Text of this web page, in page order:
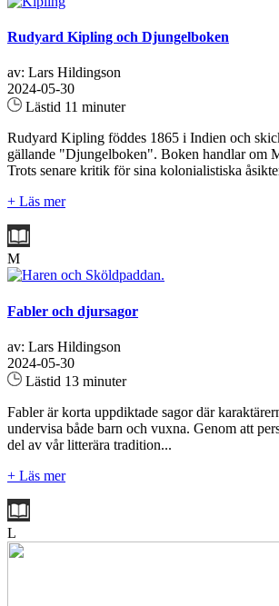
Rudyard Kipling och Djungelboken
av: Lars Hildingson
2024-05-30
Lästid 11 minuter
Rudyard Kipling föddes 1865 i Indien och
gällande "Djungelboken". Boken handlar om
Trots senare kritik för sina kolonialistiska
+ Läs mer
M
Fabler och djursagor
av: Lars Hildingson
2024-05-30
Lästid 13 minuter
Fabler är korta uppdiktade sagor där
undervisa både barn och vuxna. Genom att
del av vår litterära tradition...
+ Läs mer
L